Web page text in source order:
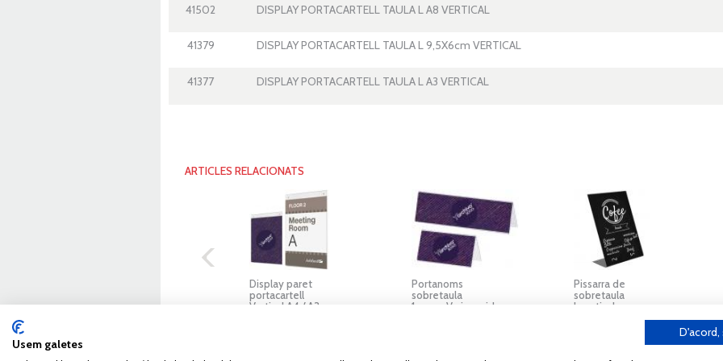
41502 DISPLAY PORTACARTELL TAULA L A8 VERTICAL
41379 DISPLAY PORTACARTELL TAULA L 9,5X6cm VERTICAL
41377 DISPLAY PORTACARTELL TAULA L A3 VERTICAL
ARTICLES RELACIONATS
Vertical A4 / A3
Portanoms
sobretaula
1 cara - Varies mides
Pissarra de
sobretaula
L vertical
Displays de
sobretaula
L apaïsats - Varis
Usem galetes
D'acord,